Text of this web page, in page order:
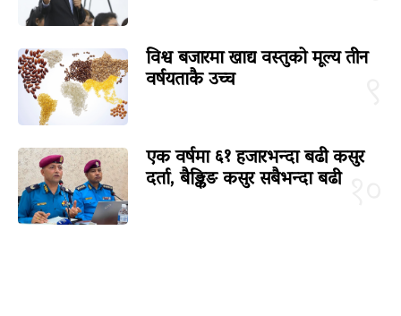
विश्व बजारमा खाद्य वस्तुको मूल्य तीन
वर्षयताकै उच्च
एक वर्षमा ६१ हजारभन्दा बढी कसुर
दर्ता, बैङ्किङ कसुर सबैभन्दा बढी